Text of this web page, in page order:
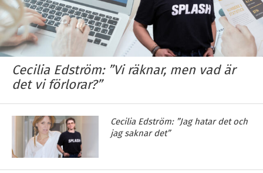
Cecilia Edström: ”Vi räknar, men vad är
det vi förlorar?”
Cecilia Edström: ”Jag hatar det och
jag saknar det”